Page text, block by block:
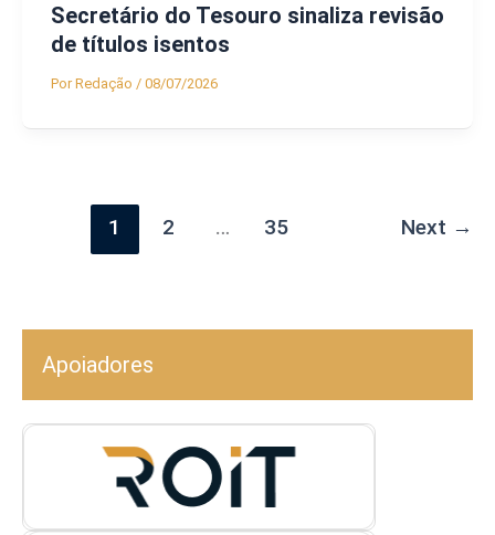
Secretário do Tesouro sinaliza revisão
de títulos isentos
PorRedação / 08/07/2026
1 2 … 35 Next →
Apoiadores